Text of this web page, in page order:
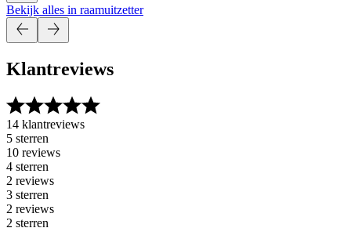
Bekijk alles in raamuitzetter
Klantreviews
14 klantreviews
5 sterren
10 reviews
4 sterren
2 reviews
3 sterren
2 reviews
2 sterren